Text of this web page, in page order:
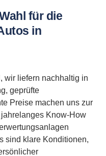
für die
in
wir liefern nachhaltig in
geprüfte
Preise machen uns zur
Know-How
sind klare Konditionen,